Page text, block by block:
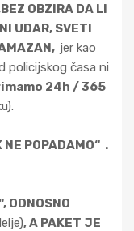
OBZIRA DA LI
UDAR, SVETI
jer kao
policijskog časa ni
24h / 365
NE POPADAMO“ .
ODNOSNO
, A PAKET JE